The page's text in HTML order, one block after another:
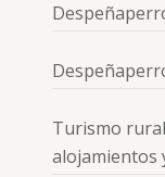
Turismo
alojamientos